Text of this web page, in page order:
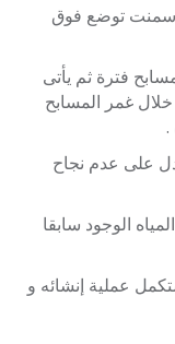
توضع فوق
فترة ثم يأتى
غمر المسابح
.
على عدم نجاح
الوجود سابقا
عملية إنشائه و